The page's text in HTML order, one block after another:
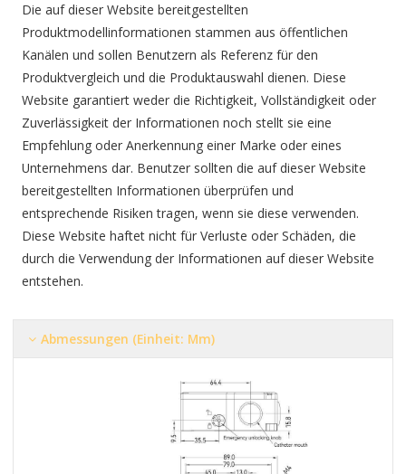
Die auf dieser Website bereitgestellten
Produktmodellinformationen stammen aus öffentlichen
Kanälen und sollen Benutzern als Referenz für den
Produktvergleich und die Produktauswahl dienen. Diese
Website garantiert weder die Richtigkeit, Vollständigkeit oder
Zuverlässigkeit der Informationen noch stellt sie eine
Empfehlung oder Anerkennung einer Marke oder eines
Unternehmens dar. Benutzer sollten die auf dieser Website
bereitgestellten Informationen überprüfen und
entsprechende Risiken tragen, wenn sie diese verwenden.
Diese Website haftet nicht für Verluste oder Schäden, die
durch die Verwendung der Informationen auf dieser Website
entstehen.
Abmessungen (Einheit: Mm)